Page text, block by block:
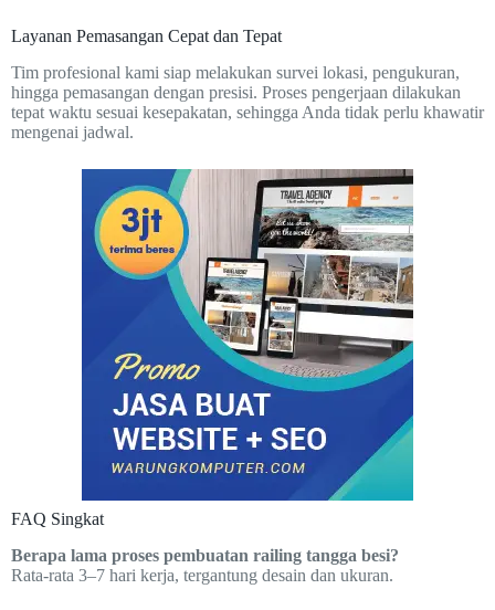
Layanan Pemasangan Cepat dan Tepat
Tim profesional kami siap melakukan survei lokasi, pengukuran,
hingga pemasangan dengan presisi. Proses pengerjaan dilakukan
tepat waktu sesuai kesepakatan, sehingga Anda tidak perlu khawatir
mengenai jadwal.
FAQ Singkat
Berapa lama proses pembuatan railing tangga besi?
Rata-rata 3–7 hari kerja, tergantung desain dan ukuran.